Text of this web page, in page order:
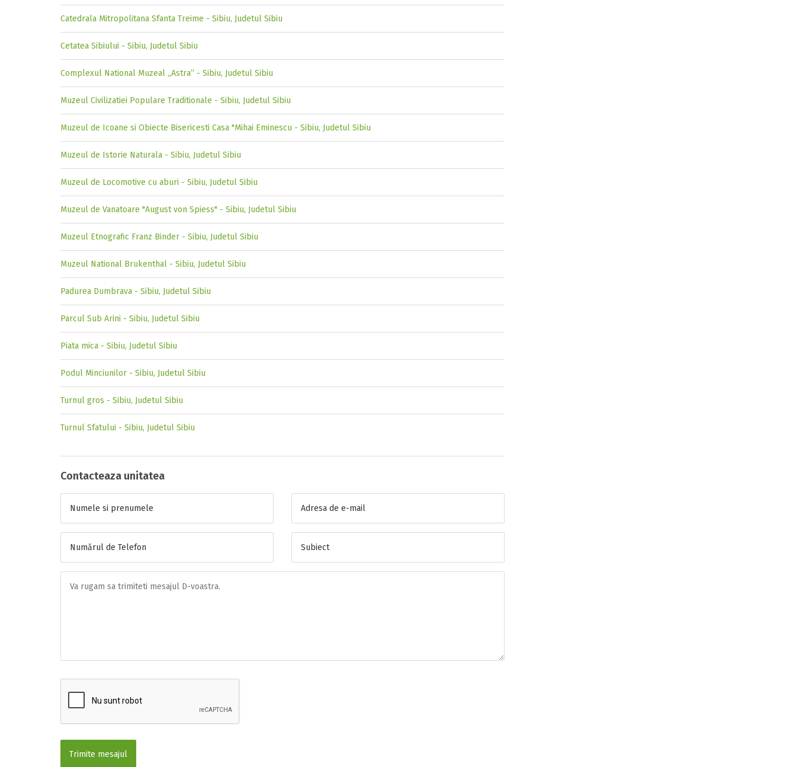
Catedrala Mitropolitana Sfanta Treime - Sibiu, Judetul Sibiu
Cetatea Sibiului - Sibiu, Judetul Sibiu
Complexul National Muzeal „Astra” - Sibiu, Judetul Sibiu
Muzeul Civilizatiei Populare Traditionale - Sibiu, Judetul Sibiu
Muzeul de Icoane si Obiecte Bisericesti Casa "Mihai Eminescu - Sibiu, Judetul Sibiu
Muzeul de Istorie Naturala - Sibiu, Judetul Sibiu
Muzeul de Locomotive cu aburi - Sibiu, Judetul Sibiu
Muzeul de Vanatoare "August von Spiess" - Sibiu, Judetul Sibiu
Muzeul Etnografic Franz Binder - Sibiu, Judetul Sibiu
Muzeul National Brukenthal - Sibiu, Judetul Sibiu
Padurea Dumbrava - Sibiu, Judetul Sibiu
Parcul Sub Arini - Sibiu, Judetul Sibiu
Piata mica - Sibiu, Judetul Sibiu
Podul Minciunilor - Sibiu, Judetul Sibiu
Turnul gros - Sibiu, Judetul Sibiu
Turnul Sfatului - Sibiu, Judetul Sibiu
Contacteaza unitatea
Trimite mesajul